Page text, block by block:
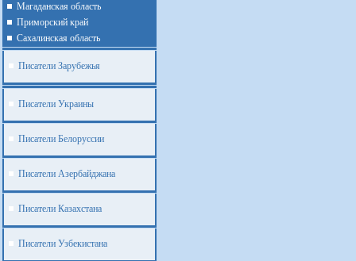
Магаданская область
Приморский край
Cахалинская область
Писатели Зарубежья
Писатели Украины
Писатели Белоруссии
Писатели Азербайджана
Писатели Казахстана
Писатели Узбекистана